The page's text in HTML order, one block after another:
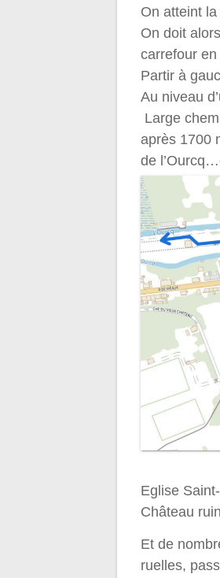
On atteint
On doit
carrefour
Partir à
Au niveau
Large
après 1700
de
Eglise
Château
Et de
ruelles,